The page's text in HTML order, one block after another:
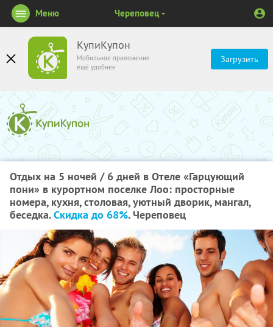
КупиКупон
Мобильное приложение
ещё удобнее
Загрузить
Меню Череповец
Отдых на 5 ночей / 6 дней в Отеле «Гарцующий
пони» в курортном поселке Лоо: просторные
номера, кухня, столовая, уютный дворик, мангал,
беседка.Скидка до 68%. Череповец